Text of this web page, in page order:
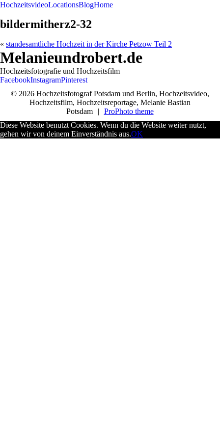
HochzeitsvideoLocationsBlogHome
bildermitherz2-32
« standesamtliche Hochzeit in der Kirche Petzow Teil 2
Melanieundrobert.de
Hochzeitsfotografie und Hochzeitsfilm
FacebookInstagramPinterest
© 2026 Hochzeitsfotograf Potsdam und Berlin, Hochzeitsvideo,
Hochzeitsfilm, Hochzeitsreportage, Melanie Bastian
Potsdam
|
ProPhoto theme
Diese Website benutzt Cookies. Wenn du die Website weiter nutzt,
gehen wir von deinem Einverständnis aus.OK